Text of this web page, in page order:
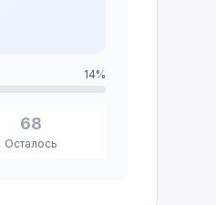
14%
68
Осталось